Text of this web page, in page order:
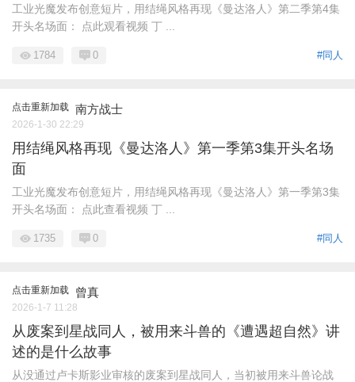
工业光魔发布创意短片，用结绳风格再现《曼达洛人》第二季第4集
开头名场面： 点此观看视频 丁 ...
#同人
1784 0
点击重新加载 南方战士
2026-1-30 22:29
用结绳风格再现《曼达洛人》第一季第3集开头名场
面
工业光魔发布创意短片，用结绳风格再现《曼达洛人》第一季第3集
开头名场面： 点此查看视频 丁 ...
#同人
1735 0
点击重新加载 曾真
2026-1-7 11:28
从废案到星战同人，被用来斗兽的《遭遇超自然》讲
述的是什么故事
从没通过卢卡斯影业审核的废案到星战同人，当初被用来斗兽论战